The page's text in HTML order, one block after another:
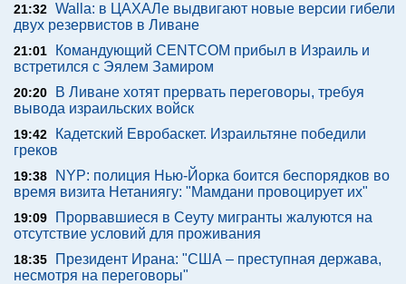
21:32 Walla: в ЦАХАЛе выдвигают новые версии гибели
двух резервистов в Ливане
21:01
Командующий CENTCOM прибыл в Израиль и
встретился с Эялем Замиром
20:20
В Ливане хотят прервать переговоры, требуя
вывода израильских войск
19:42
Кадетский Евробаскет. Израильтяне победили
греков
19:38
NYP: полиция Нью-Йорка боится беспорядков во
время визита Нетаниягу: "Мамдани провоцирует их"
19:09
Прорвавшиеся в Сеуту мигранты жалуются на
отсутствие условий для проживания
18:35
Президент Ирана: "США – преступная держава,
несмотря на переговоры"